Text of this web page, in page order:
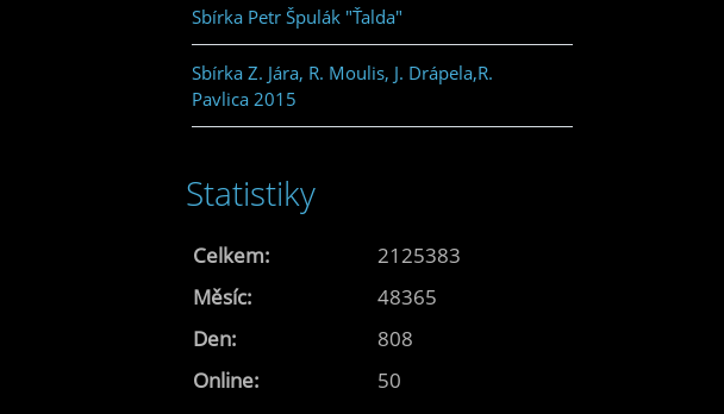
Sbírka Petr Špulák "Ťalda"
Sbírka Z. Jára, R. Moulis, J. Drápela,R.
Pavlica 2015
Statistiky
Online: 50
Celkem:
2125383
Měsíc:
48365
Den:
808